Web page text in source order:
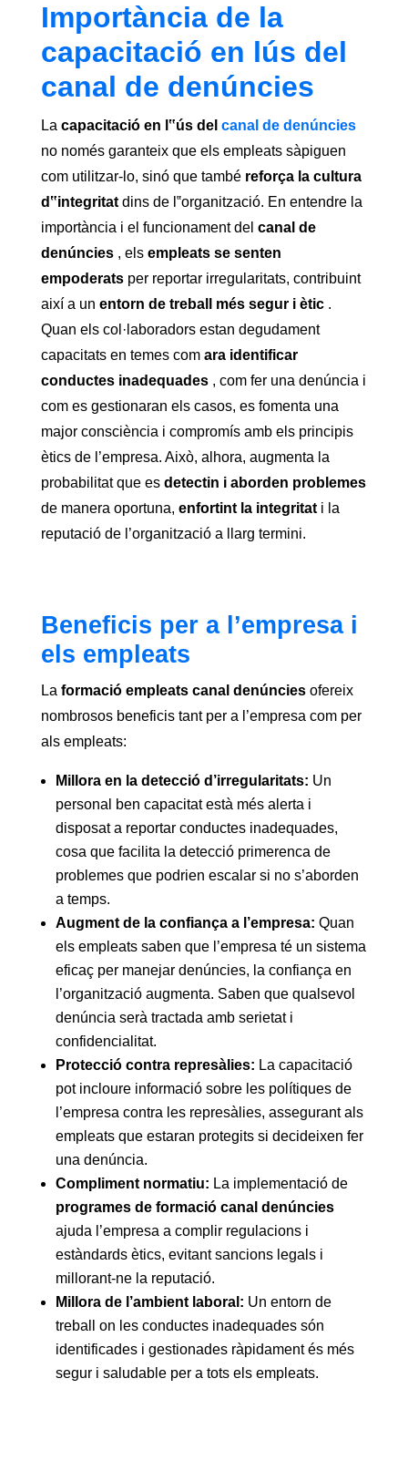
Importància de la
capacitació en lús del
canal de denúncies
La capacitació en l‟ús del canal de denúncies
no només garanteix que els empleats sàpiguen
com utilitzar-lo, sinó que també reforça la cultura
d‟integritatdins de l‟organització. En entendre la
importància i el funcionament del canal de
denúncies, els empleats se senten
empoderatsper reportar irregularitats, contribuint
així a un entorn de treball més segur i ètic.
Quan els col·laboradors estan degudament
capacitats en temes com ara identificar
conductes inadequades, com fer una denúncia i
com es gestionaran els casos, es fomenta una
major consciència i compromís amb els principis
ètics de l’empresa. Això, alhora, augmenta la
probabilitat que es detectin i aborden problemes
de manera oportuna, enfortint la integritati la
reputació de l’organització a llarg termini.
Beneficis per a l’empresa i
els empleats
La formació empleats canal denúncies ofereix
nombrosos beneficis tant per a l’empresa com per
als empleats:
Millora en la detecció d’irregularitats: Un
personal ben capacitat està més alerta i
disposat a reportar conductes inadequades,
cosa que facilita la detecció primerenca de
problemes que podrien escalar si no s’aborden
a temps.
Augment de la confiança a l’empresa: Quan
els empleats saben que l’empresa té un sistema
eficaç per manejar denúncies, la confiança en
l’organització augmenta. Saben que qualsevol
denúncia serà tractada amb serietat i
confidencialitat.
Protecció contra represàlies: La capacitació
pot incloure informació sobre les polítiques de
l’empresa contra les represàlies, assegurant als
empleats que estaran protegits si decideixen fer
una denúncia.
Compliment normatiu: La implementació de
programes de formació canal denúncies
ajuda l’empresa a complir regulacions i
estàndards ètics, evitant sancions legals i
millorant-ne la reputació.
Millora de l’ambient laboral: Un entorn de
treball on les conductes inadequades són
identificades i gestionades ràpidament és més
segur i saludable per a tots els empleats.